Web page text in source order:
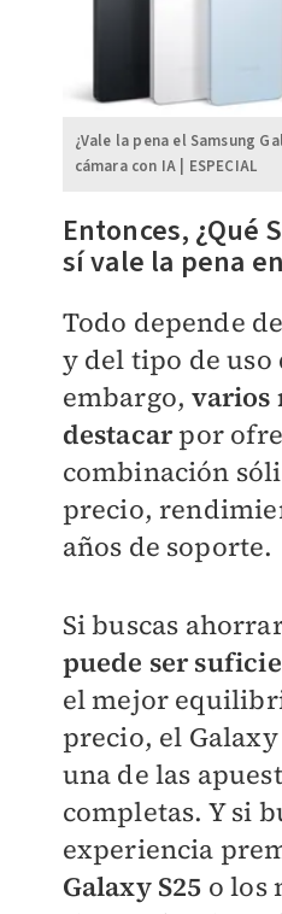
¿Vale la pena el Samsung
cámara con IA | ESPECIAL
Entonces, ¿Qué
sí vale la pena
Todo depende
y del tipo de uso
embargo,varios
destacarpor
combinación
precio,
años de soporte.
Si buscas
puede ser
el mejor
precio, el
una de las
completas. Y si
experiencia
Galaxy S25 o los